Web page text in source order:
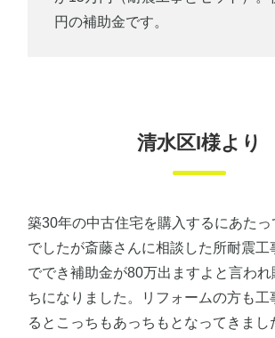
円の補助金です。
清水区I様より
築30年の中古住宅を購入するにあた
でしたが斎藤さんに相談した所耐震工
ででき補助金が80万出ますよと言わ
ちになりました。リフォームの方も工
るとこっちもあっちもとなってきまし